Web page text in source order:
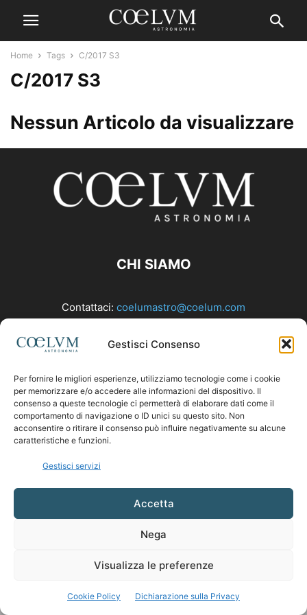
Gestisci Consenso
Per fornire le migliori esperienze, utilizziamo tecnologie come i cookie
per memorizzare e/o accedere alle informazioni del dispositivo. Il
consenso a queste tecnologie ci permetterà di elaborare dati come il
comportamento di navigazione o ID unici su questo sito. Non
acconsentire o ritirare il consenso può influire negativamente su alcune
caratteristiche e funzioni.
Gestisci servizi
Accetta
Nega
Visualizza le preferenze
Cookie Policy Dichiarazione sulla Privacy
Home Tags C/2017 S3
C/2017 S3
Nessun Articolo da visualizzare
CHI SIAMO
Contattaci: coelumastro@coelum.com
SEGUICI